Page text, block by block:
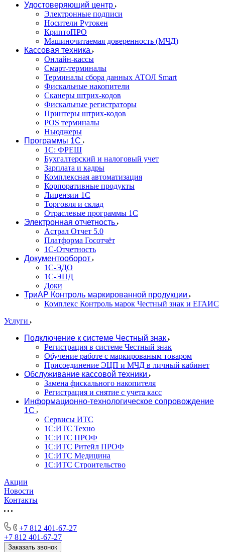
Удостоверяющий центр
Электронные подписи
Носители Рутокен
КриптоПРО
Машиночитаемая доверенность (МЧД)
Кассовая техника
Онлайн-кассы
Смарт-терминалы
Терминалы сбора данных АТОЛ Smart
Фискальные накопители
Сканеры штрих-кодов
Фискальные регистраторы
Принтеры штрих-кодов
POS терминалы
Ньюджеры
Программы 1С
1C: ФРЕШ
Бухгалтерский и налоговый учет
Зарплата и кадры
Комплексная автоматизация
Корпоративные продукты
Лицензии 1С
Торговля и склад
Отраслевые программы 1С
Электронная отчетность
Астрал Отчет 5.0
Платформа Госотчёт
1С-Отчетность
Документооборот
1С-ЭДО
1С-ЭПД
Доки
ТриАР Контроль маркированной продукции
Комплекс Контроль марок Честный знак и ЕГАИС
Услуги
Подключение к системе Честный знак
Регистрация в системе Честный знак
Обучение работе с маркированым товаром
Присоединение ЭЦП и МЧД в личный кабинет
Обслуживание кассовой техники
Замена фискального накопителя
Регистрация и снятие с учета касс
Информационно-технологическое сопровождение
1C
Сервисы ИТС
1С:ИТС Техно
1С:ИТС ПРОФ
1С:ИТС Ритейл ПРОФ
1С:ИТС Медицина
1С:ИТС Строительство
Акции
Новости
Контакты
+7 812 401-67-27
+7 812 401-67-27
Заказать звонок